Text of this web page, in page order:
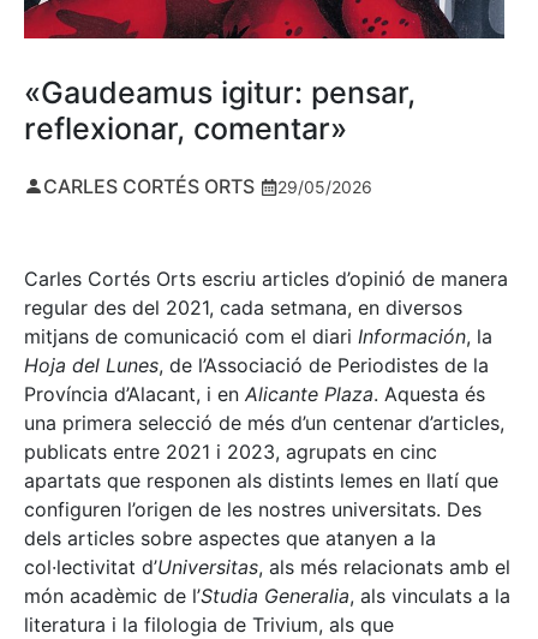
«Gaudeamus igitur: pensar,
reflexionar, comentar»
CARLES CORTÉS ORTS 29/05/2026
Carles Cortés Orts escriu articles d’opinió de manera
regular des del 2021, cada setmana, en diversos
mitjans de comunicació com el diari Información, la
Hoja del Lunes, de l’Associació de Periodistes de la
Província d’Alacant, i en Alicante Plaza. Aquesta és
una primera selecció de més d’un centenar d’articles,
publicats entre 2021 i 2023, agrupats en cinc
apartats que responen als distints lemes en llatí que
configuren l’origen de les nostres universitats. Des
dels articles sobre aspectes que atanyen a la
col·lectivitat d’Universitas, als més relacionats amb el
món acadèmic de l’Studia Generalia, als vinculats a la
literatura i la filologia de Trivium, als que